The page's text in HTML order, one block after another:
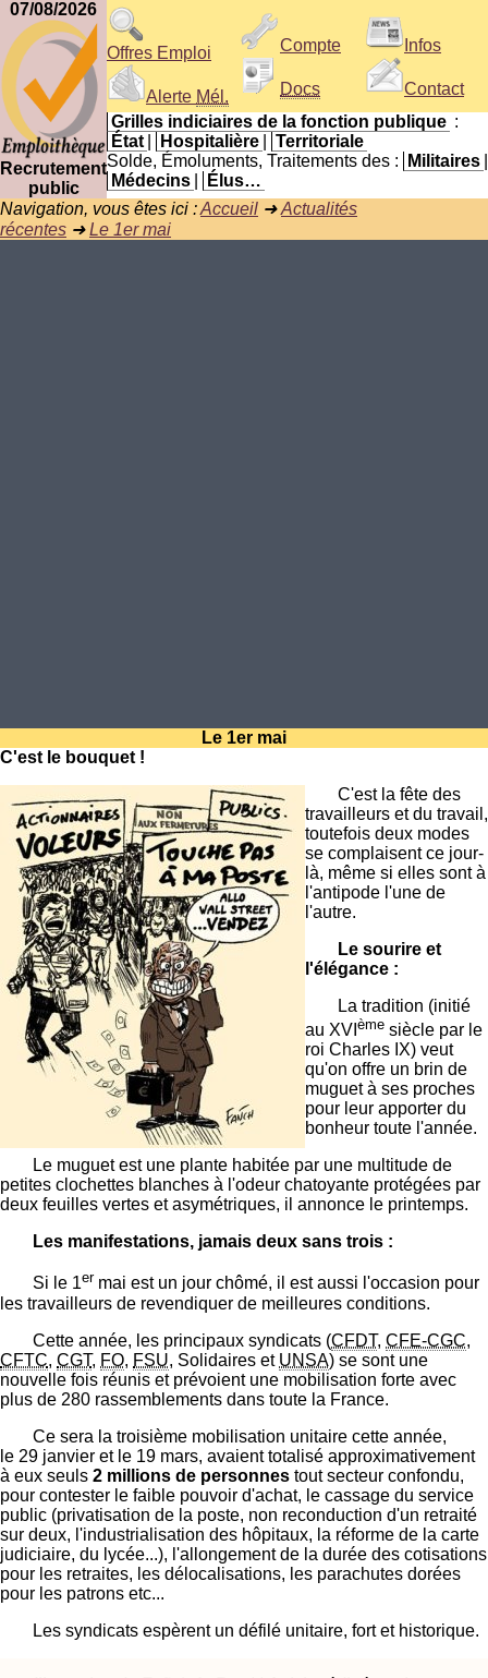
07/08/2026
Recrutement
public
Offres Emploi
Alerte Mél.
Compte
Docs
Infos
Contact
Grilles indiciaires de la fonction publique :
État
Hospitalière
Territoriale
Solde, Émoluments, Traitements des :
Militaires
Médecins
Élus…
Navigation, vous êtes ici :Accueil ➜Actualités
récentes ➜Le 1er mai
Le 1er mai
C'est le bouquet !
C'est la fête des
travailleurs et du travail,
toutefois deux modes
se complaisent ce jour-
là, même si elles sont à
l'antipode l'une de
l'autre.
Le sourire et
l'élégance :
La tradition (initié
au XVI ème siècle par le
roi Charles IX) veut
qu'on offre un brin de
muguet à ses proches
pour leur apporter du
bonheur toute l'année.
Le muguet est une plante habitée par une multitude de
petites clochettes blanches à l'odeur chatoyante protégées par
deux feuilles vertes et asymétriques, il annonce le printemps.
Les manifestations, jamais deux sans trois :
Si le 1er mai est un jour chômé, il est aussi l'occasion pour
les travailleurs de revendiquer de meilleures conditions.
Cette année, les principaux syndicats (CFDT, CFE-CGC,
CFTC, CGT, FO, FSU, Solidaires et UNSA) se sont une
nouvelle fois réunis et prévoient une mobilisation forte avec
plus de 280 rassemblements dans toute la France.
Ce sera la troisième mobilisation unitaire cette année,
le 29 janvier et le 19 mars, avaient totalisé approximativement
à eux seuls 2 millions de personnes tout secteur confondu,
pour contester le faible pouvoir d'achat, le cassage du service
public (privatisation de la poste, non reconduction d'un retraité
sur deux, l'industrialisation des hôpitaux, la réforme de la carte
judiciaire, du lycée...), l'allongement de la durée des cotisations
pour les retraites, les délocalisations, les parachutes dorées
pour les patrons etc...
Les syndicats espèrent un défilé unitaire, fort et historique.